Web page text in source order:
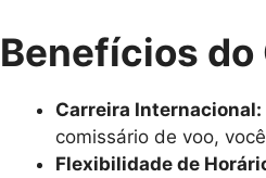
Benefícios do
Carreira Internacional:
comissário de voo,
Flexibilidade de